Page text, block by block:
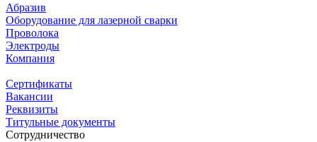
Абразив
Оборудование для лазерной сварки
Проволока
Электроды
Компания
Сертификаты
Вакансии
Реквизиты
Титульные документы
Сотрудничество